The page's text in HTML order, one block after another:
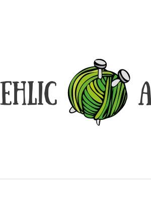
CO POTŘEBUJETE NAJÍT?
HLEDAT